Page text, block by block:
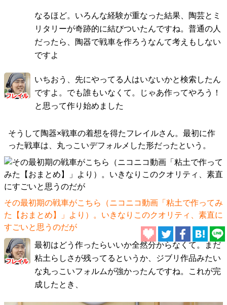
なるほど。いろんな経験が重なった結果、陶芸とミ
リタリーが奇跡的に結びついたんですね。普通の人
だったら、陶器で戦車を作ろうなんて考えもしない
ですよ
いちおう、先にやってる人はいないかと検索したん
ですよ。でも誰もいなくて。じゃあ作ってやろう！
と思って作り始めました
そうして陶器×戦車の着想を得たフレイルさん。最初に作
った戦車は、丸っこいデフォルメした形だったという。
その最初期の戦車がこちら（ニコニコ動画「粘土で作ってみ
た【おまとめ】」
より）。いきなりこのクオリティ、素直に
すごいと思うのだが
最初はどう作ったらいいか全然分からなくて。まだ
粘土らしさが残ってるというか、ジブリ作品みたい
な丸っこいフォルムが強かったんですね。これが完
成したとき、